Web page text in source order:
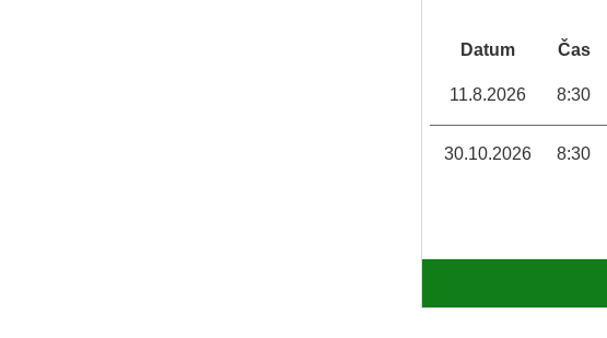
Datum Čas
11.8.2026 8:30
30.10.2026 8:30